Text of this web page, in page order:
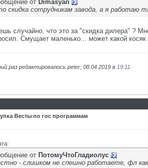
от Dimasyan
скидка сотрудникам завода, а я работаю
случайно, что это за "скидка дилера" ?
Смущает маленько... может какой косяк
раз редактировалось peter; 08.04.2019 в 19:11
Весты по гос программам
от ПотомуЧтоГладиолус
- слишком не спешно работаете, фл